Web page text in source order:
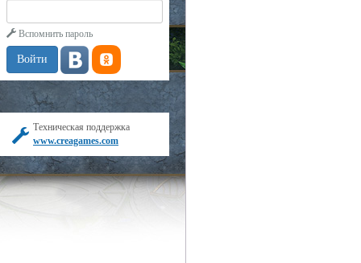
Вспомнить пароль
Техническая поддержка
www.creagames.com